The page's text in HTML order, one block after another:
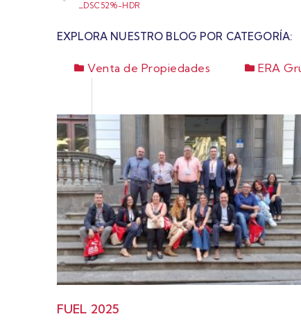
_DSC5296-HDR
EXPLORA NUESTRO BLOG POR CATEGORÍA:
Venta de Propiedades ERA
FUEL 2025